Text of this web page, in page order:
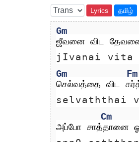
Lyrics தமிழ்
Gm
ஜீவனை விட
jIvanai vita
Gm
Fm
செல்வத்தை விட
selvaththai
Cm
அப்போ சாத்தானை